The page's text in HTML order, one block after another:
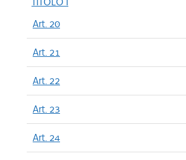
Art. 20
Art. 21
Art. 22
Art. 23
Art. 24